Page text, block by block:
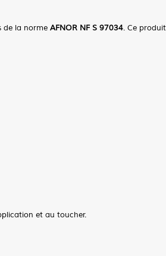
de la norme AFNOR NF S 97034. Ce
et au toucher.